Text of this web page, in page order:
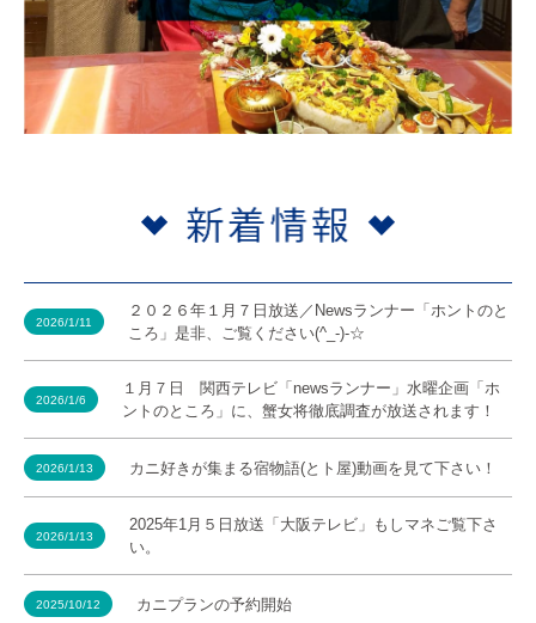
2026/1/11
２０２６年１月７日放送／Newsランナー「ホントのと
ころ」是非、ご覧ください(^_-)-☆
2026/1/6
１月７日 関西テレビ「newsランナー」水曜企画「ホ
ントのところ」に、蟹女将徹底調査が放送されます！
2026/1/13 カニ好きが集まる宿物語(とト屋)動画を見て下さい！
2026/1/13
2025年1月５日放送「大阪テレビ」もしマネご覧下さ
い。
2025/10/12 カニプランの予約開始